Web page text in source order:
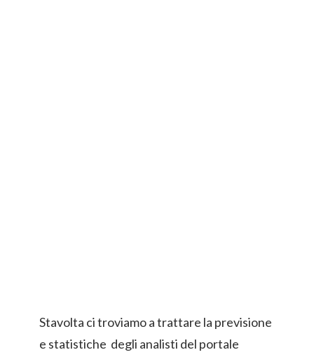
Stavolta ci troviamo a trattare la previsione
e statistiche degli analisti del portale